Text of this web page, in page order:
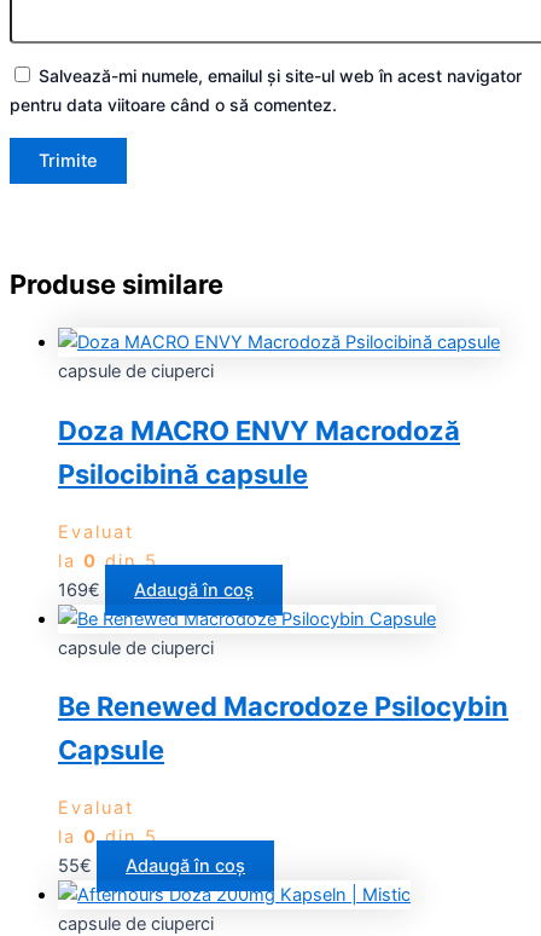
Salvează-mi numele, emailul și site-ul web în acest navigator
pentru data viitoare când o să comentez.
Produse similare
capsule de ciuperci
Doza MACRO ENVY Macrodoză
Psilocibină capsule
Evaluat
la 0 din 5
169€ Adaugă în coș
capsule de ciuperci
Be Renewed Macrodoze Psilocybin
Capsule
Evaluat
la 0din 5
55€ Adaugă în coș
capsule de ciuperci